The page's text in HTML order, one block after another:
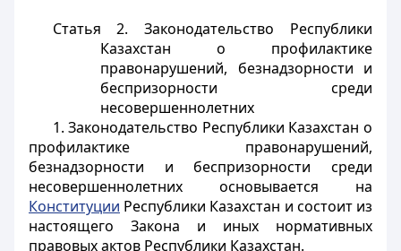
Статья 2. Законодательство Республики
Казахстан о профилактике
правонарушений, безнадзорности и
беспризорности среди
несовершеннолетних
1. Законодательство Республики Казахстан о
профилактике правонарушений,
безнадзорности и беспризорности среди
несовершеннолетних основывается на
Конституции Республики Казахстан и состоит из
настоящего Закона и иных нормативных
правовых актов Республики Казахстан.